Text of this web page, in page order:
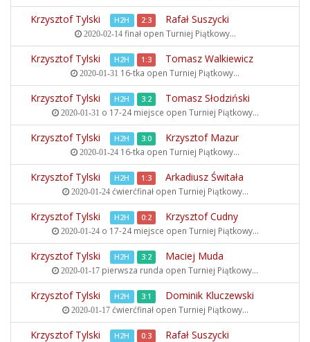
Krzysztof Tylski H2H 2:3 Rafał Suszycki
2020-02-14finał open Turniej Piątkowy...
Krzysztof Tylski H2H 1:3 Tomasz Walkiewicz
2020-01-31 16-tka open Turniej Piątkowy...
Krzysztof Tylski H2H 3:2 Tomasz Słodziński
2020-01-31 o 17-24 miejsce open Turniej Piątkowy...
Krzysztof Tylski H2H 3:0 Krzysztof Mazur
2020-01-24 16-tka open Turniej Piątkowy...
Krzysztof Tylski H2H 1:3 Arkadiusz Świtała
2020-01-24ćwierćfinał open Turniej Piątkowy...
Krzysztof Tylski H2H 0:2 Krzysztof Cudny
2020-01-24o 17-24 miejsce open Turniej Piątkowy...
Krzysztof Tylski H2H 3:2 Maciej Muda
2020-01-17 pierwsza runda open Turniej Piątkowy...
Krzysztof Tylski H2H 3:1 Dominik Kluczewski
2020-01-17ćwierćfinał open Turniej Piątkowy...
Krzysztof Tylski H2H 0:3 Rafał Suszycki